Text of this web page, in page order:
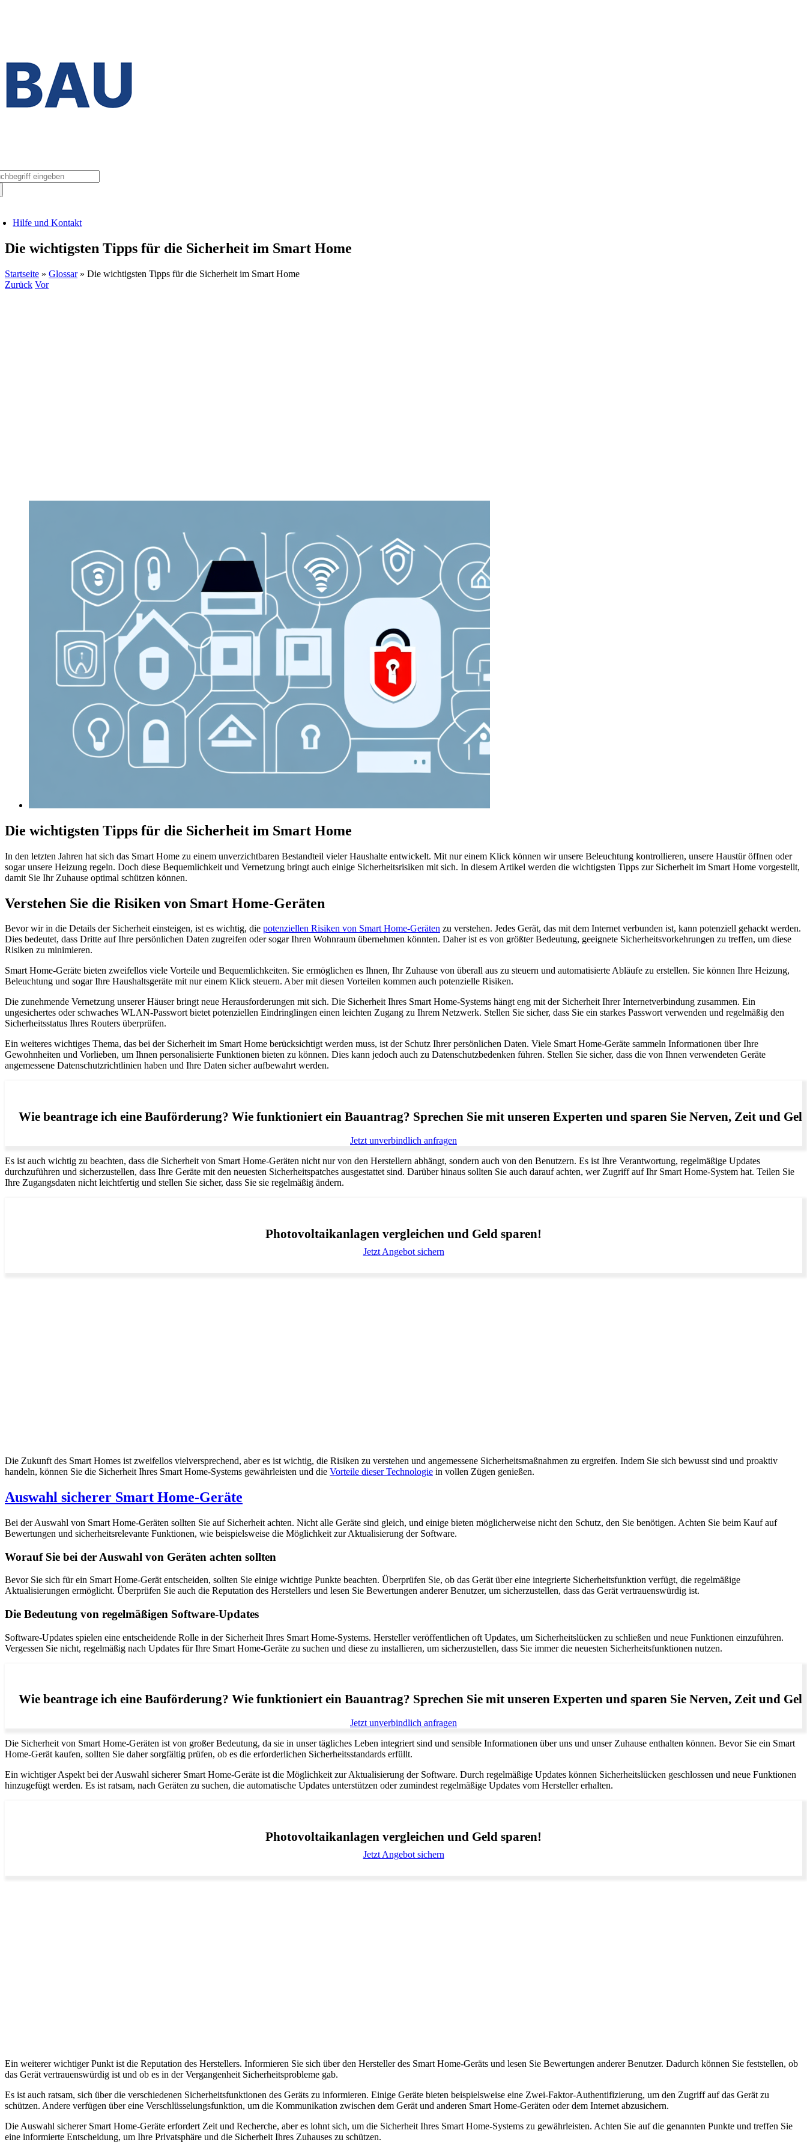
Hilfe und Kontakt
Die wichtigsten Tipps für die Sicherheit im Smart Home
Startseite » Glossar» Die wichtigsten Tipps für die Sicherheit im Smart Home
Zurück Vor
Die wichtigsten Tipps für die Sicherheit im Smart Home
In den letzten Jahren hat sich das Smart Home zu einem unverzichtbaren Bestandteil vieler Haushalte entwickelt. Mit nur einem Klick können wir unsere Beleuchtung kontrollieren, unsere Haustür öffnen oder
sogar unsere Heizung regeln. Doch diese Bequemlichkeit und Vernetzung bringt auch einige Sicherheitsrisiken mit sich. In diesem Artikel werden die wichtigsten Tipps zur Sicherheit im Smart Home vorgestellt,
damit Sie Ihr Zuhause optimal schützen können.
Verstehen Sie die Risiken von Smart Home-Geräten
Bevor wir in die Details der Sicherheit einsteigen, ist es wichtig, die potenziellen Risiken von Smart Home-Geräten zu verstehen. Jedes Gerät, das mit dem Internet verbunden ist, kann potenziell gehackt werden.
Dies bedeutet, dass Dritte auf Ihre persönlichen Daten zugreifen oder sogar Ihren Wohnraum übernehmen könnten. Daher ist es von größter Bedeutung, geeignete Sicherheitsvorkehrungen zu treffen, um diese
Risiken zu minimieren.
Smart Home-Geräte bieten zweifellos viele Vorteile und Bequemlichkeiten. Sie ermöglichen es Ihnen, Ihr Zuhause von überall aus zu steuern und automatisierte Abläufe zu erstellen. Sie können Ihre Heizung,
Beleuchtung und sogar Ihre Haushaltsgeräte mit nur einem Klick steuern. Aber mit diesen Vorteilen kommen auch potenzielle Risiken.
Die zunehmende Vernetzung unserer Häuser bringt neue Herausforderungen mit sich. Die Sicherheit Ihres Smart Home-Systems hängt eng mit der Sicherheit Ihrer Internetverbindung zusammen. Ein
ungesichertes oder schwaches WLAN-Passwort bietet potenziellen Eindringlingen einen leichten Zugang zu Ihrem Netzwerk. Stellen Sie sicher, dass Sie ein starkes Passwort verwenden und regelmäßig den
Sicherheitsstatus Ihres Routers überprüfen.
Ein weiteres wichtiges Thema, das bei der Sicherheit im Smart Home berücksichtigt werden muss, ist der Schutz Ihrer persönlichen Daten. Viele Smart Home-Geräte sammeln Informationen über Ihre
Gewohnheiten und Vorlieben, um Ihnen personalisierte Funktionen bieten zu können. Dies kann jedoch auch zu Datenschutzbedenken führen. Stellen Sie sicher, dass die von Ihnen verwendeten Geräte
angemessene Datenschutzrichtlinien haben und Ihre Daten sicher aufbewahrt werden.
Wie beantrage ich eine Bauförderung? Wie funktioniert ein Bauantrag? Sprechen Sie mit unseren Experten und sparen Sie Nerven, Zeit und
Jetzt unverbindlich anfragen
Es ist auch wichtig zu beachten, dass die Sicherheit von Smart Home-Geräten nicht nur von den Herstellern abhängt, sondern auch von den Benutzern. Es ist Ihre Verantwortung, regelmäßige Updates
durchzuführen und sicherzustellen, dass Ihre Geräte mit den neuesten Sicherheitspatches ausgestattet sind. Darüber hinaus sollten Sie auch darauf achten, wer Zugriff auf Ihr Smart Home-System hat. Teilen Sie
Ihre Zugangsdaten nicht leichtfertig und stellen Sie sicher, dass Sie sie regelmäßig ändern.
Photovoltaikanlagen vergleichen und Geld sparen!
Jetzt Angebot sichern
Die Zukunft des Smart Homes ist zweifellos vielversprechend, aber es ist wichtig, die Risiken zu verstehen und angemessene Sicherheitsmaßnahmen zu ergreifen. Indem Sie sich bewusst sind und proaktiv
handeln, können Sie die Sicherheit Ihres Smart Home-Systems gewährleisten und die Vorteile dieser Technologie in vollen Zügen genießen.
Auswahl sicherer Smart Home-Geräte
Bei der Auswahl von Smart Home-Geräten sollten Sie auf Sicherheit achten. Nicht alle Geräte sind gleich, und einige bieten möglicherweise nicht den Schutz, den Sie benötigen. Achten Sie beim Kauf auf
Bewertungen und sicherheitsrelevante Funktionen, wie beispielsweise die Möglichkeit zur Aktualisierung der Software.
Worauf Sie bei der Auswahl von Geräten achten sollten
Bevor Sie sich für ein Smart Home-Gerät entscheiden, sollten Sie einige wichtige Punkte beachten. Überprüfen Sie, ob das Gerät über eine integrierte Sicherheitsfunktion verfügt, die regelmäßige
Aktualisierungen ermöglicht. Überprüfen Sie auch die Reputation des Herstellers und lesen Sie Bewertungen anderer Benutzer, um sicherzustellen, dass das Gerät vertrauenswürdig ist.
Die Bedeutung von regelmäßigen Software-Updates
Software-Updates spielen eine entscheidende Rolle in der Sicherheit Ihres Smart Home-Systems. Hersteller veröffentlichen oft Updates, um Sicherheitslücken zu schließen und neue Funktionen einzuführen.
Vergessen Sie nicht, regelmäßig nach Updates für Ihre Smart Home-Geräte zu suchen und diese zu installieren, um sicherzustellen, dass Sie immer die neuesten Sicherheitsfunktionen nutzen.
Wie beantrage ich eine Bauförderung? Wie funktioniert ein Bauantrag? Sprechen Sie mit unseren Experten und sparen Sie Nerven, Zeit und
Jetzt unverbindlich anfragen
Die Sicherheit von Smart Home-Geräten ist von großer Bedeutung, da sie in unser tägliches Leben integriert sind und sensible Informationen über uns und unser Zuhause enthalten können. Bevor Sie ein Smart
Home-Gerät kaufen, sollten Sie daher sorgfältig prüfen, ob es die erforderlichen Sicherheitsstandards erfüllt.
Ein wichtiger Aspekt bei der Auswahl sicherer Smart Home-Geräte ist die Möglichkeit zur Aktualisierung der Software. Durch regelmäßige Updates können Sicherheitslücken geschlossen und neue Funktionen
hinzugefügt werden. Es ist ratsam, nach Geräten zu suchen, die automatische Updates unterstützen oder zumindest regelmäßige Updates vom Hersteller erhalten.
Photovoltaikanlagen vergleichen und Geld sparen!
Jetzt Angebot sichern
Ein weiterer wichtiger Punkt ist die Reputation des Herstellers. Informieren Sie sich über den Hersteller des Smart Home-Geräts und lesen Sie Bewertungen anderer Benutzer. Dadurch können Sie feststellen, ob
das Gerät vertrauenswürdig ist und ob es in der Vergangenheit Sicherheitsprobleme gab.
Es ist auch ratsam, sich über die verschiedenen Sicherheitsfunktionen des Geräts zu informieren. Einige Geräte bieten beispielsweise eine Zwei-Faktor-Authentifizierung, um den Zugriff auf das Gerät zu
schützen. Andere verfügen über eine Verschlüsselungsfunktion, um die Kommunikation zwischen dem Gerät und anderen Smart Home-Geräten oder dem Internet abzusichern.
Die Auswahl sicherer Smart Home-Geräte erfordert Zeit und Recherche, aber es lohnt sich, um die Sicherheit Ihres Smart Home-Systems zu gewährleisten. Achten Sie auf die genannten Punkte und treffen Sie
eine informierte Entscheidung, um Ihre Privatsphäre und die Sicherheit Ihres Zuhauses zu schützen.